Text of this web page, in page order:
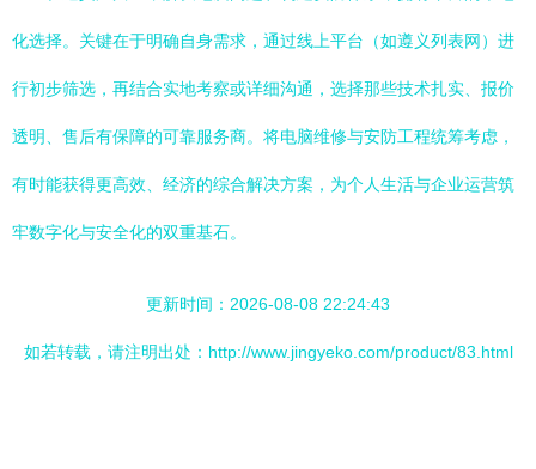
化选择。关键在于明确自身需求，通过线上平台（如遵义列表网）进
行初步筛选，再结合实地考察或详细沟通，选择那些技术扎实、报价
透明、售后有保障的可靠服务商。将电脑维修与安防工程统筹考虑，
有时能获得更高效、经济的综合解决方案，为个人生活与企业运营筑
牢数字化与安全化的双重基石。
更新时间：2026-08-08 22:24:43
如若转载，请注明出处：http://www.jingyeko.com/product/83.html